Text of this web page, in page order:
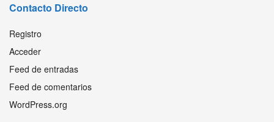
Contacto Directo
Registro
Acceder
Feed de entradas
Feed de comentarios
WordPress.org